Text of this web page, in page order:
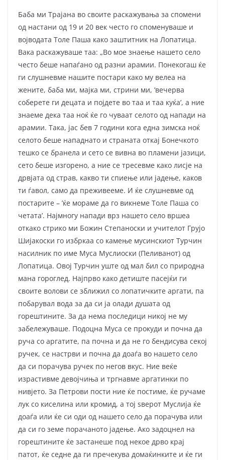
Баба ми Трајана во своите раскажувања за спомени
од настани од 19 и 20 век често го споменуваше и
војводата Толе Паша како заштитник на Лопатица.
Вака раскажуваше таа: „Во мое знаење нашето село
често беше напаѓано од разни арамии. Понекогаш ќе
ги слушневме нашите постари како му велеа на
жените, баба ми, мајка ми, стрини ми, ’вечерва
соберете ги децата и појдете во таа и таа куќа’, а ние
знаеме дека таа ноќ ќе го чуваат селото од напади на
арамии. Така, јас бев 7 години кога една зимска ноќ
селото беше нападнато и страната откај Бонечкото
тешко се бранела и сето се вивна во пламени јазици,
сето беше изгорено, а ние се тресевме како лисје на
дрвјата од страв, какво ти спиење или јадење, каков
ти ѓавол, само да преживееме. И ќе слушневме од
постарите – ’ќе мораме да го викнеме Толе Паша со
четата’. Најмногу напади врз нашето село вршеа
откако стрико ми Божин Степаноски и учителот Грујо
Шијакоски го избркаа со камење мусинскиот Турчин
насилник по име Муса Муслиоски (Пеливанот) од
Лопатица. Овој Турчин уште од мал бил со природна
мана гороглед. Најпрво како детиште пасејќи ги
своите волови се зближил со лопатичките аргати, па
побарувал вода за да си ја олади душата од
горештините. За да нема последици никој не му
забележуваше. Подоцна Муса се прокуди и почна да
руча со аргатите, па почна и да не го бендисува секој
ручек, се настрви и почна да доаѓа во нашето село
да си порачува ручек по негов вкус. Ние веќе
израстивме девојчиња и тргнавме аргатинки по
нивјето. За Петрови пости ние ќе постиме, ќе ручаме
лук со киселина или кромид, а тој ѕверот Муслија ќе
доаѓа или ќе си оди од нашето село да порачува или
да си го земе порачаното јадење. Ако задоцнел на
горештините ќе застанеше под некое дрво крај
патот, ќе седне да ги пречекува домаќинките и ќе ги